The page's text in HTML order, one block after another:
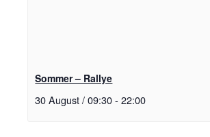
Sommer – Rallye
30 August / 09:30 - 22:00